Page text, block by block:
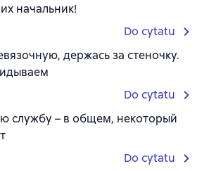
начальник!
Do cytatu
держась за стеночку.
Do cytatu
службу – в общем, некоторый
Do cytatu